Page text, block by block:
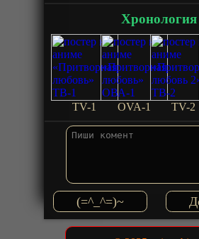
Хронология
TV-1 OVA-1 TV-2
(=^_^=)~